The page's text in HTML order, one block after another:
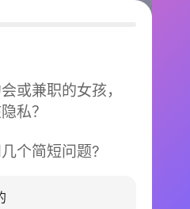
或兼职的女孩，
私？
个简短问题?
再孤单
马上认识身边的TA